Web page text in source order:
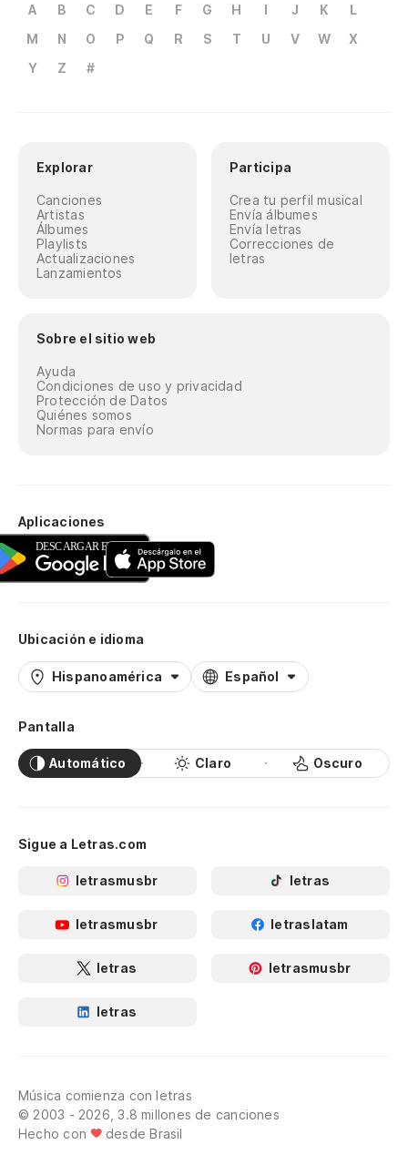
A B C D E F G H I J K
L
M
N O P Q R S T U V W
X
Y
Z #
Explorar
Canciones
Artistas
Álbumes
Playlists
Actualizaciones
Lanzamientos
Participa
Crea tu perfil musical
Envía álbumes
Envía letras
Correcciones de
letras
Sobre el sitio web
Ayuda
Condiciones de uso y privacidad
Protección de Datos
Quiénes somos
Normas para envío
Aplicaciones
Ubicación e idioma
Hispanoamérica Español
Pantalla
Automático Claro Oscuro
Sigue a Letras.com
letrasmusbr letras
letrasmusbr letraslatam
letras letrasmusbr
letras
Música comienza con letras
© 2003 - 2026, 3.8 millones de canciones
Hecho con
desde Brasil